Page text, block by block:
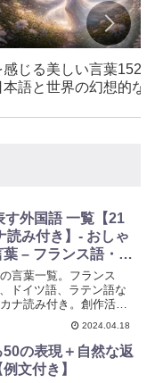
感じる美しい言葉152選
本語と世界の幻想的な
す外国語 一覧【21
読み付き】- おしゃ
– フランス語・イ
イツ語・ラテン語な
の言葉一覧。フランス
ドイツ語、ラテン語な
ナ読み付き。創作活動
づけに使えるおしゃれ
イデア集をご紹介して
創作に新たなインスピ
2024.04.18
の表現＋自然な返
文付き】